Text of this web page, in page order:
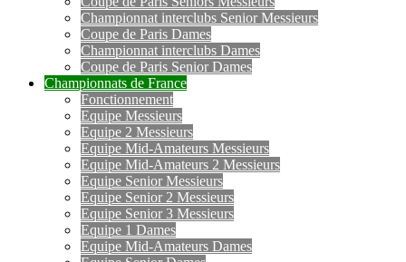
Championnat interclubs Senior Messieurs
Coupe de Paris Dames
Championnat interclubs Dames
Coupe de Paris Senior Dames
Championnats de France
Fonctionnement
Equipe Messieurs
Equipe 2 Messieurs
Equipe Mid-Amateurs Messieurs
Equipe Mid-Amateurs 2 Messieurs
Equipe Senior Messieurs
Equipe Senior 2 Messieurs
Equipe Senior 3 Messieurs
Equipe 1 Dames
Equipe Mid-Amateurs Dames